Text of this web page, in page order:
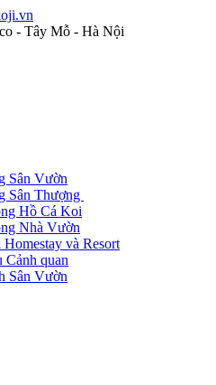
- Tây Mỗ - Hà Nội
Sân Vườn
Sân Thượng
Hồ Cá Koi
Nhà Vườn
và Resort
Cảnh quan
Sân Vườn